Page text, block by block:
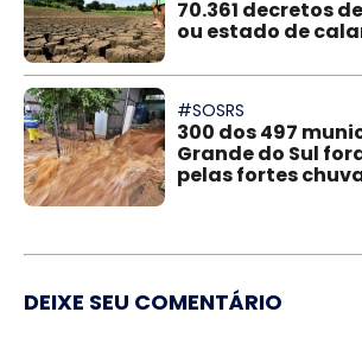
70.361 decretos
ou estado de
#SOSRS
300 dos 497
Grande do Sul
pelas fortes
DEIXE SEU COMENTÁRIO